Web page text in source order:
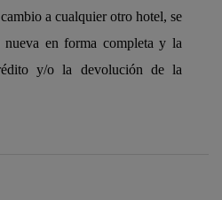
a cualquier otro hotel, se
nueva en forma completa y la
y/o la devolución de la